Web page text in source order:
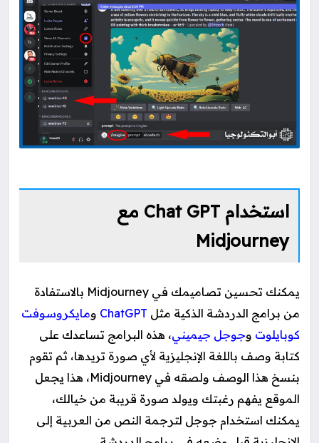
استخدام Chat GPT مع
Midjourney
يمكنك تحسين تصاميمك في Midjourney بالاستفادة
من برامج الدردشة الذكية مثل ChatGPT ومايكروسوفت
كوبايلوت وجوجل جيميني، هذه البرامج تساعدك على
كتابة وصف باللغة الإنجليزية لأي صورة تريدها، ثم تقوم
بنسخ هذا الوصف ولصقه في Midjourney، هذا يجعل
الموقع يفهم رغبتك ويولد صورة قريبة من خيالك،
يمكنك استخدام جوجل لترجمة النص من العربية إلى